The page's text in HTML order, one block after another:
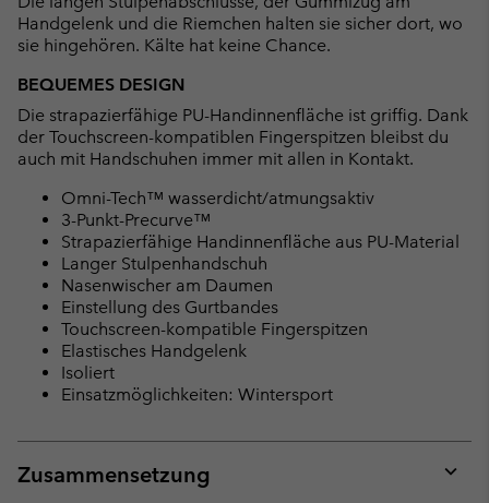
Handgelenk und die Riemchen halten sie sicher dort, wo
sie hingehören. Kälte hat keine Chance.
BEQUEMES DESIGN
Die strapazierfähige PU-Handinnenfläche ist griffig. Dank
der Touchscreen-kompatiblen Fingerspitzen bleibst du
auch mit Handschuhen immer mit allen in Kontakt.
Omni-Tech™ wasserdicht/atmungsaktiv
3-Punkt-Precurve™
Strapazierfähige Handinnenfläche aus PU-Material
Langer Stulpenhandschuh
Nasenwischer am Daumen
Einstellung des Gurtbandes
Touchscreen-kompatible Fingerspitzen
Elastisches Handgelenk
Isoliert
Einsatzmöglichkeiten: Wintersport
Zusammensetzung